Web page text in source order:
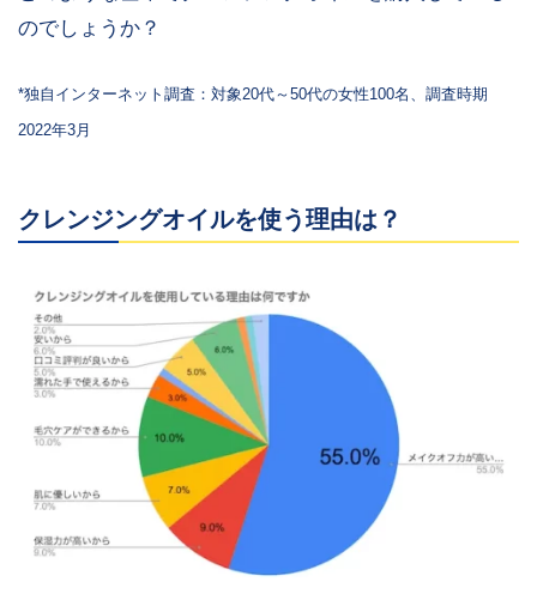
のでしょうか？
*独自インターネット調査：対象20代～50代の女性100名、調査時期
2022年3月
クレンジングオイルを使う理由は？